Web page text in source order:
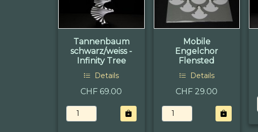
Tannenbaum
schwarz/weiss -
Infinity Tree
Details
CHF 69.00
Mobile
Engelchor
Flensted
Details
CHF 29.00